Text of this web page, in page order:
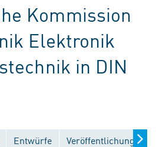
Kommission
Elektronik
in DIN
Entwürfe Veröffentlichungen